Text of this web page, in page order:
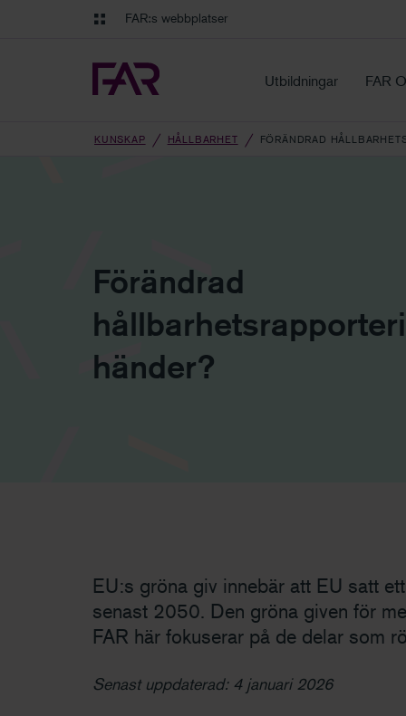
Gå till navigation FAR:s webbplatser
Utbildningar FAR
KUNSKAP HÅLLBARHET FÖRÄNDRAD
Förändrad
händer?
EU:s gröna giv innebär att EU satt
senast 2050. Den gröna given för
FAR här fokuserar på de delar som
Senast uppdaterad: 4 januari 2026